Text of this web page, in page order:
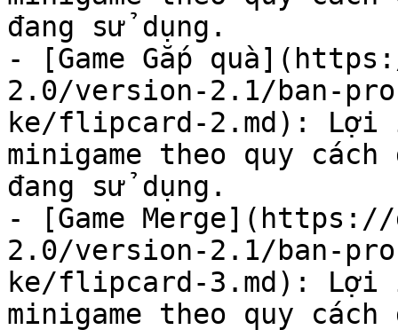
đang sử dụng.
- [Game Gắp
2.0/version-2.1/ban-
ke/flipcard-2.md): Lợi
minigame theo quy
đang sử dụng.
- [Game
2.0/version-2.1/ban-
ke/flipcard-3.md): Lợi
minigame theo quy